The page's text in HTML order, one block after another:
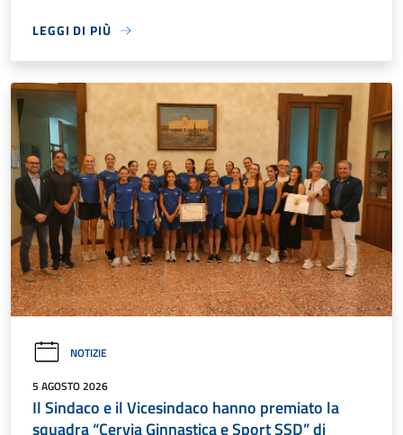
LEGGI DI PIÙ
NOTIZIE
5 AGOSTO 2026
Il Sindaco e il Vicesindaco hanno premiato la
squadra “Cervia Ginnastica e Sport SSD” di